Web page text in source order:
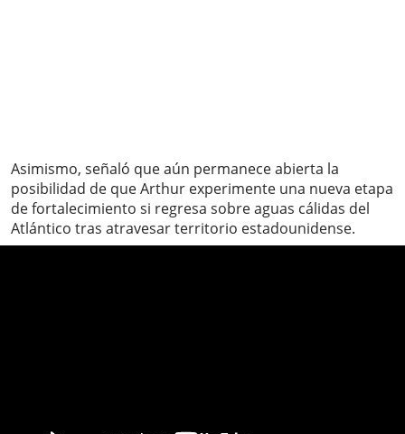
Asimismo, señaló que aún permanece abierta la
posibilidad de que Arthur experimente una nueva etapa
de fortalecimiento si regresa sobre aguas cálidas del
Atlántico tras atravesar territorio estadounidense.